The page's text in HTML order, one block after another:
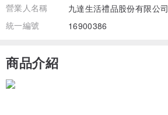
營業人名稱
九達生活禮品股份有限公司
統一編號
16900386
商品介紹